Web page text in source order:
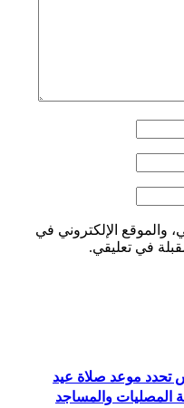
والموقع الإلكتروني في
في تعليقي.
تحدد موعد صلاة عيد
2026م ولائحة المصليات والمساجد